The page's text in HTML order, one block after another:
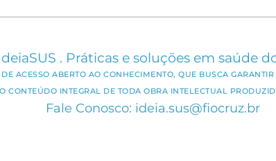
. Práticas e soluções em saúde
ACESSO ABERTO AO CONHECIMENTO, QUE BUSCA
CONTEÚDO INTEGRAL DE TODA OBRA INTELECTUAL
Fale Conosco: ideia.sus@fiocruz.br